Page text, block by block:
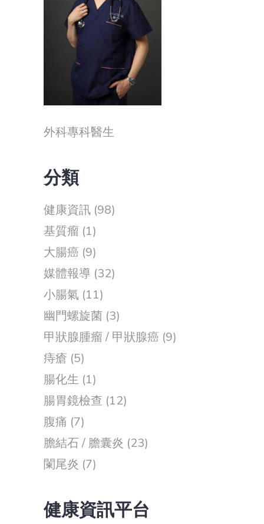
外科專科醫生
分類
健康資訊 (98)
基質瘤 (1)
大腸癌 (9)
媒體報導 (32)
小腸氣 (11)
幽門螺旋菌 (3)
甲狀腺腫瘤 / 甲狀腺癌 (9)
痔瘡 (5)
腸化生 (1)
腸胃鏡檢查 (12)
腹痛 (7)
膽結石 / 膽囊炎 (23)
闌尾炎 (7)
健康資訊平台